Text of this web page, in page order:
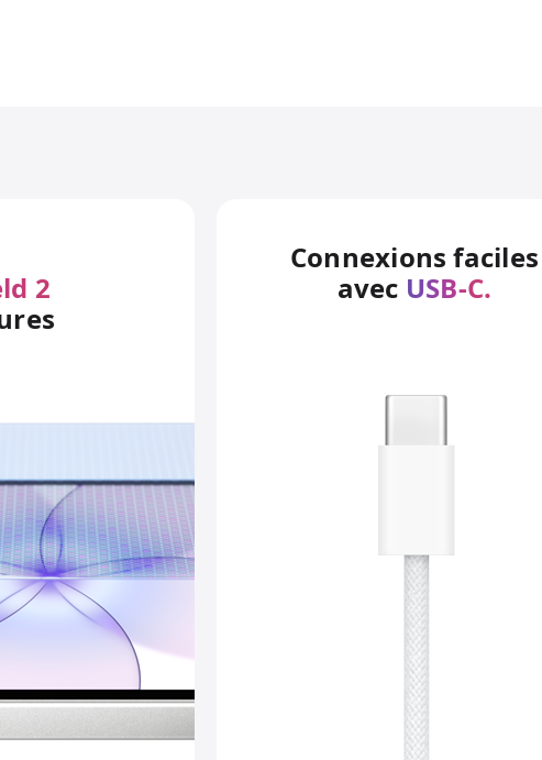
2
aux mentions légales
Connexions faciles
avec USB‑C.